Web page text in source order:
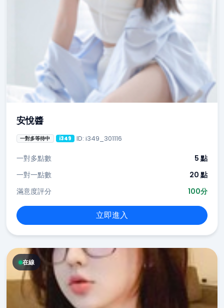
安悅醬
一對多等待中 i349 ID: i349_301116
一對多點數
5 點
一對一點數
20 點
滿意度評分
100分
立即進入
在線